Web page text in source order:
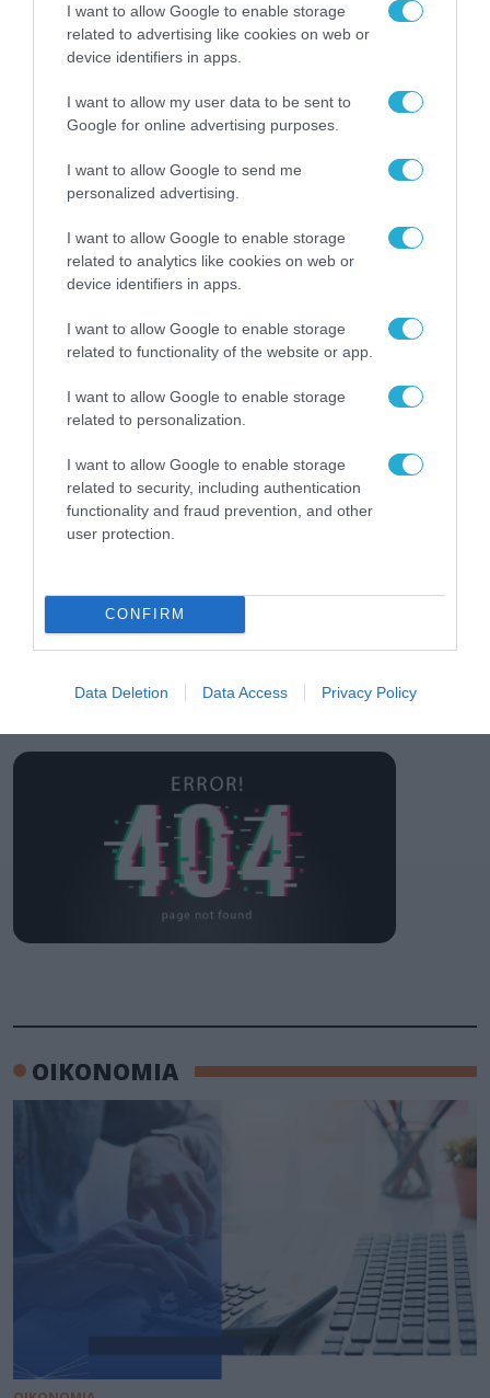
I want to allow Google to enable storage
related to advertising like cookies on web or
device identifiers in apps.
I want to allow my user data to be sent to
Google for online advertising purposes.
I want to allow Google to send me
personalized advertising.
I want to allow Google to enable storage
related to analytics like cookies on web or
device identifiers in apps.
I want to allow Google to enable storage
related to functionality of the website or app.
I want to allow Google to enable storage
related to personalization.
I want to allow Google to enable storage
related to security, including authentication
functionality and fraud prevention, and other
user protection.
CONFIRM
Data Deletion Data Access Privacy Policy
ΡΟΗ ΕΙΔΗΣΕΩΝ
Το χρηματοδοτούμενο
από την ΕΕ έργο “The
Gaming Police”
ενισχύει την ασφάλεια
διαδίκτυο
ΑΑΔΕ: Διευκρινίσεις
παραβάσεις που
αφορούν τους ΦΗΜ
31.07.2026
Σ. Καλαφάτης: «Η
Τεχνητή Νοημοσύνη
δεν είναι απλώς μια
μια νέα βιομηχανική
επανάσταση»
31.07.2026
για τη χρηματοδότηση
των ελληνικών
επιχειρήσεων στον
χώρο της άμυνας
31.07.2026
βαλίτσα του φετινού
καλοκαιριού έχει την
υπογραφή της Xiaomi
ΟΛΗ Η ΡΟΗ ΕΙΔΗΣΕΩΝ
ΟΙΚΟΝΟΜΙΑ